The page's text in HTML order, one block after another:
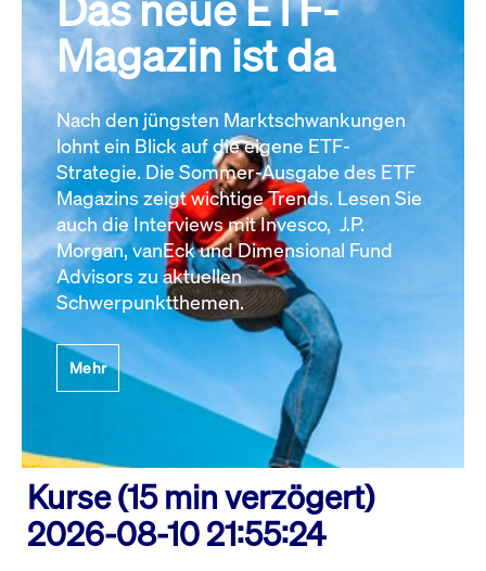
Magazin ist da
Nach den jüngsten Marktschwankungen
lohnt ein Blick auf die eigene ETF-
Strategie. Die Sommer-Ausgabe des ETF
Magazins zeigt wichtige Trends. Lesen Sie
auch die Interviews mit Invesco, J.P.
Morgan, vanEck und Dimensional Fund
Advisors zu aktuellen
Schwerpunktthemen.
Mehr
Kurse (15 min verzögert)
2026-08-10 21:55:24